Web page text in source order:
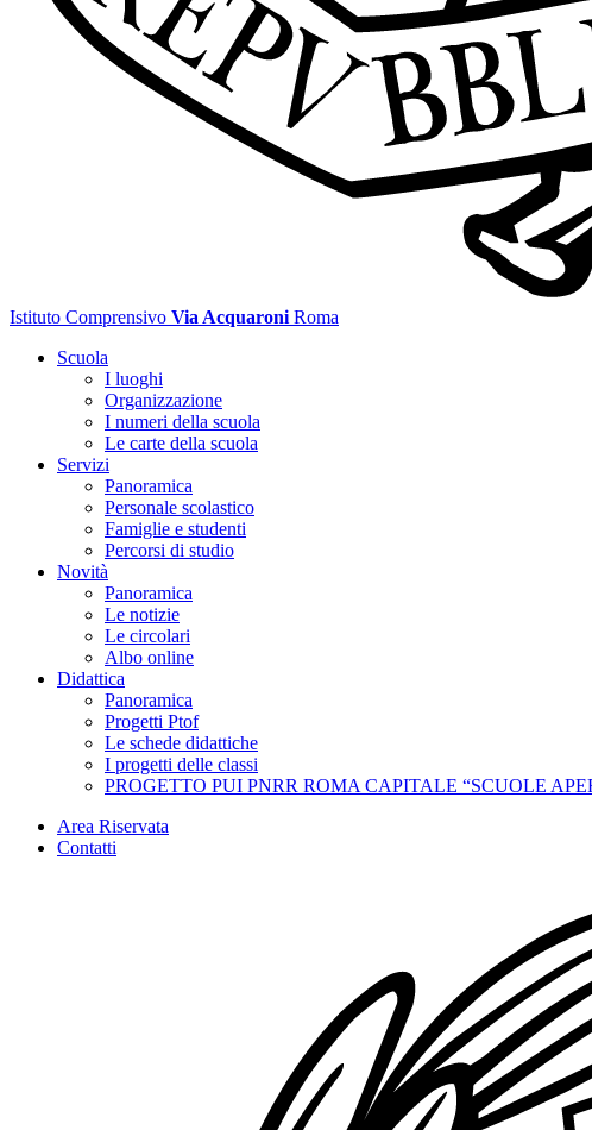
Istituto Comprensivo Via Acquaroni Roma
Scuola
I luoghi
Organizzazione
I numeri della scuola
Le carte della scuola
Servizi
Panoramica
Personale scolastico
Famiglie e studenti
Percorsi di studio
Novità
Panoramica
Le notizie
Le circolari
Albo online
Didattica
Panoramica
Progetti Ptof
Le schede didattiche
I progetti delle classi
PROGETTO PUI PNRR ROMA CAPITALE “SCUOLE
Area Riservata
Contatti